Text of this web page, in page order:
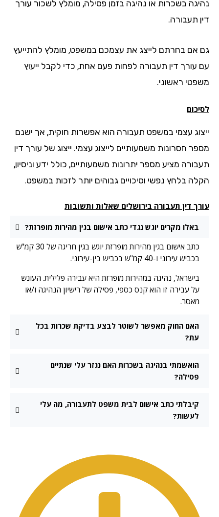
בשכרות או נהיגה בזמן פסילה, מומלץ לשכור עורך
תעבורה.
אם בחרתם לייצג את עצמכם במשפט, מומלץ להתייעץ
עורך דין תעבורה לפחות פעם אחת, כדי לקבל ייעוץ
ראשוני.
עצמי במשפט תעבורה הוא אפשרות חוקית, אך ישנם
חסרונות משמעותיים לייצוג עצמי. ייצוג של עורך דין
מציע מספר יתרונות משמעותיים, כולל ידע וניסיון,
בלחץ נפשי וסיכויים גבוהים יותר לזכות במשפט.
דין תעבורה בירושלים שאלות ותשובות
באלו מקרים יוגש נגדי כתב אישום בגין מהירות מופרזת?
כתב אישום בגין מהירות מופרזת יוגש בגין חריגה של 30 קמ"ש
בכביש עירוני ו-40 קמ"ש בכביש בין-עירוני.
בישראל, נהיגה במהירות מופרזת היא עבירה פלילית. העונש
על עבירה זו הוא קנס כספי, פסילה של רישיון הנהיגה ו/או
מאסר.
האם החוק מאפשר לשוטר לבצע בדיקת שכרות בכל
הואשמתי בנהיגה בשכרות האם נגזר עלי שנתיים
פסילה?
קיבלתי כתב אישום לבית משפט לתעבורה, מה עלי
לעשות?